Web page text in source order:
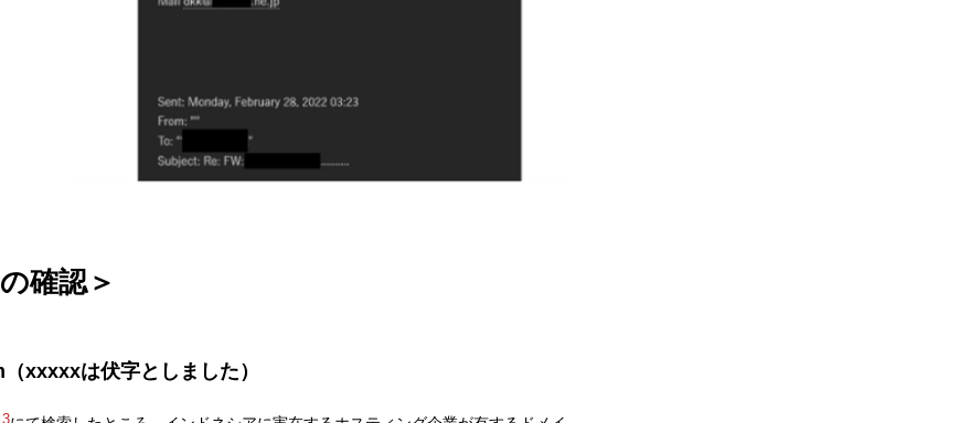
確認＞
xxxxxは伏字としました）